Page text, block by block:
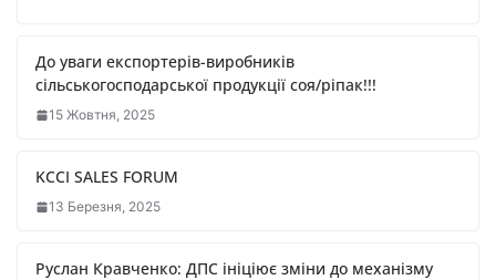
До уваги експортерів-виробників
сільськогосподарської продукції соя/ріпак!!!
15 Жовтня, 2025
KCCI SALES FORUM
13 Березня, 2025
Руслан Кравченко: ДПС ініціює зміни до механізму